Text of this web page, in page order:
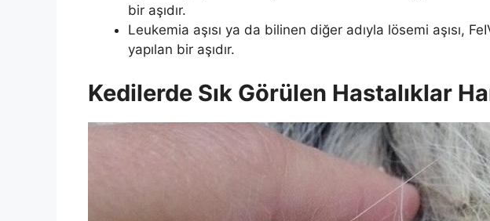
bir aşıdır.
Leukemia aşısı ya da bilinen diğer adıyla lösemi aşısı,
yapılan bir aşıdır.
Kedilerde Sık Görülen Hastalıklar